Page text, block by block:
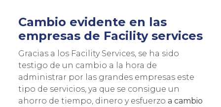
Cambio evidente en las
empresas de Facility services
Gracias a los Facility Services, se ha sido
testigo de un cambio a la hora de
administrar por las grandes empresas este
tipo de servicios, ya que se consigue un
ahorro de tiempo, dinero y esfuerzo a cambio